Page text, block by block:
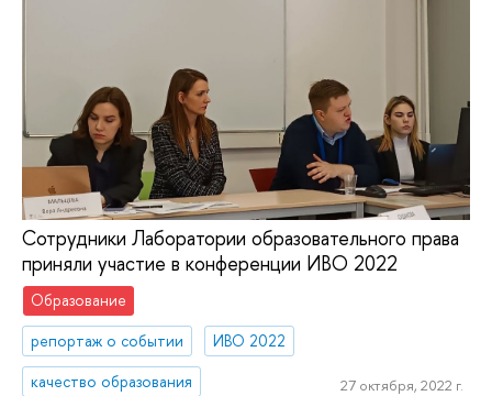
Сотрудники Лаборатории образовательного права
приняли участие в конференции ИВО 2022
Образование
репортаж о событии
ИВО 2022
качество образования
27 октября, 2022 г.